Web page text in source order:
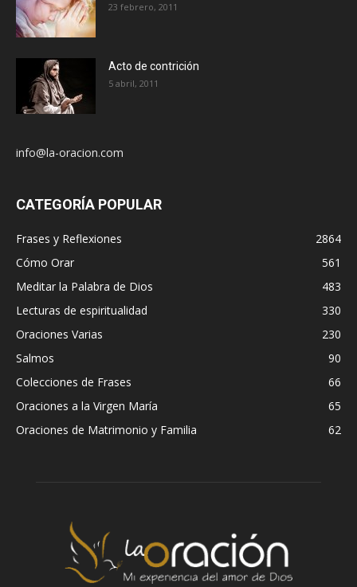
23 febrero, 2011
Acto de contrición
5 abril, 2011
info@la-oracion.com
CATEGORÍA POPULAR
Frases y Reflexiones
2864
Cómo Orar
561
Meditar la Palabra de Dios
483
Lecturas de espiritualidad
330
Oraciones Varias
230
Salmos
90
Colecciones de Frases
66
Oraciones a la Virgen María
65
Oraciones de Matrimonio y Familia
62